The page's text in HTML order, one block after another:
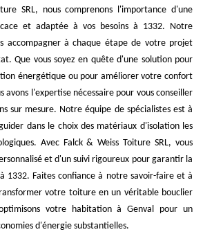
SRL, nous comprenons l'importance d'une
et adaptée à vos besoins à 1332. Notre
accompagner à chaque étape de votre projet
Que vous soyez en quête d'une solution pour
énergétique ou pour améliorer votre confort
avons l'expertise nécessaire pour vous conseiller
sur mesure. Notre équipe de spécialistes est à
dans le choix des matériaux d'isolation les
Avec Falck & Weiss Toiture SRL, vous
et d'un suivi rigoureux pour garantir la
1332. Faites confiance à notre savoir-faire et à
votre toiture en un véritable bouclier
votre habitation à Genval pour un
d'énergie substantielles.